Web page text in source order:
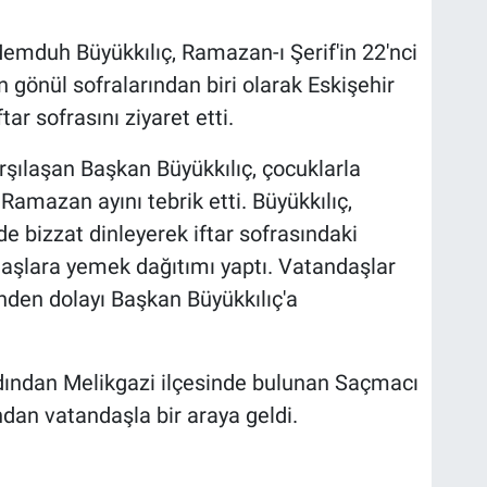
Büyükkılıç, Ramazan-ı Şerif'in 22'nci
gönül sofralarından biri olarak Eskişehir
sofrasını ziyaret etti.
Başkan Büyükkılıç, çocuklarla
ayını tebrik etti. Büyükkılıç,
bizzat dinleyerek iftar sofrasındaki
yemek dağıtımı yaptı. Vatandaşlar
dolayı Başkan Büyükkılıç'a
Melikgazi ilçesinde bulunan Saçmacı
vatandaşla bir araya geldi.